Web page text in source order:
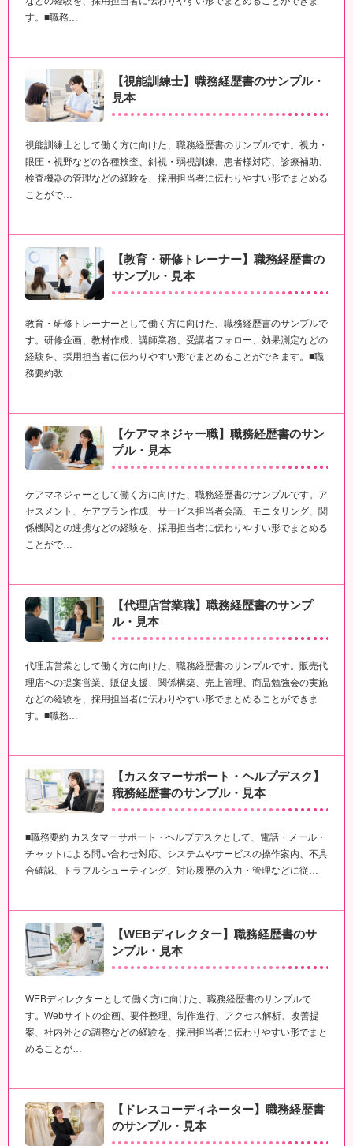
す。■職務…
【視能訓練士】職務経歴書のサンプル・
見本
視能訓練士として働く方に向けた、職務経歴書のサンプルです。視力・
眼圧・視野などの各種検査、斜視・弱視訓練、患者様対応、診療補助、
検査機器の管理などの経験を、採用担当者に伝わりやすい形でまとめる
ことがで…
【教育・研修トレーナー】職務経歴書の
サンプル・見本
教育・研修トレーナーとして働く方に向けた、職務経歴書のサンプルで
す。研修企画、教材作成、講師業務、受講者フォロー、効果測定などの
経験を、採用担当者に伝わりやすい形でまとめることができます。■職
務要約教…
【ケアマネジャー職】職務経歴書のサン
プル・見本
ケアマネジャーとして働く方に向けた、職務経歴書のサンプルです。ア
セスメント、ケアプラン作成、サービス担当者会議、モニタリング、関
係機関との連携などの経験を、採用担当者に伝わりやすい形でまとめる
ことがで…
【代理店営業職】職務経歴書のサンプ
ル・見本
代理店営業として働く方に向けた、職務経歴書のサンプルです。販売代
理店への提案営業、販促支援、関係構築、売上管理、商品勉強会の実施
などの経験を、採用担当者に伝わりやすい形でまとめることができま
す。■職務…
【カスタマーサポート・ヘルプデスク】
職務経歴書のサンプル・見本
■職務要約 カスタマーサポート・ヘルプデスクとして、電話・メール・
チャットによる問い合わせ対応、システムやサービスの操作案内、不具
合確認、トラブルシューティング、対応履歴の入力・管理などに従…
【WEBディレクター】職務経歴書のサ
ンプル・見本
WEBディレクターとして働く方に向けた、職務経歴書のサンプルで
す。Webサイトの企画、要件整理、制作進行、アクセス解析、改善提
案、社内外との調整などの経験を、採用担当者に伝わりやすい形でまと
めることが…
【ドレスコーディネーター】職務経歴書
のサンプル・見本